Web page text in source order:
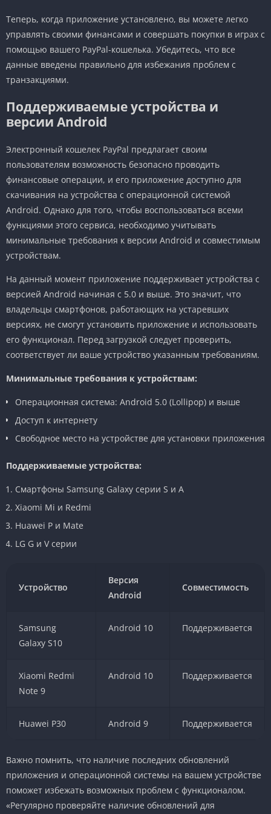
Теперь, когда приложение установлено, вы можете легко
управлять своими финансами и совершать покупки в играх с
помощью вашего PayPal-кошелька. Убедитесь, что все
данные введены правильно для избежания проблем с
транзакциями.
Поддерживаемые устройства и
версии Android
Электронный кошелек PayPal предлагает своим
пользователям возможность безопасно проводить
финансовые операции, и его приложение доступно для
скачивания на устройства с операционной системой
Android. Однако для того, чтобы воспользоваться всеми
функциями этого сервиса, необходимо учитывать
минимальные требования к версии Android и совместимым
устройствам.
На данный момент приложение поддерживает устройства с
версией Android начиная с 5.0 и выше. Это значит, что
владельцы смартфонов, работающих на устаревших
версиях, не смогут установить приложение и использовать
его функционал. Перед загрузкой следует проверить,
соответствует ли ваше устройство указанным требованиям.
Минимальные требования к устройствам:
Операционная система: Android 5.0 (Lollipop) и выше
Доступ к интернету
Свободное место на устройстве для установки приложения
Поддерживаемые устройства:
Смартфоны Samsung Galaxy серии S и A
Xiaomi Mi и Redmi
Huawei P и Mate
LG G и V серии
Устройство
Версия
Android
Совместимость
Samsung
Galaxy S10
Android 10 Поддерживается
Xiaomi Redmi
Note 9
Android 10 Поддерживается
Huawei P30 Android 9 Поддерживается
Важно помнить, что наличие последних обновлений
приложения и операционной системы на вашем устройстве
поможет избежать возможных проблем с функционалом.
«Регулярно проверяйте наличие обновлений для